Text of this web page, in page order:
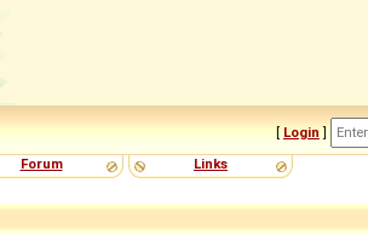
[ Login ]
Forum Links